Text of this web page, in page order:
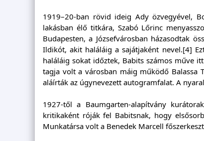
1919–20-ban rövid ideig Ady özvegyével,
lakásban élő titkára, Szabó Lőrinc
Budapesten, a Józsefvárosban házasodtak
Ildikót, akit haláláig a sajátjaként nevel.[4]
haláláig sokat időztek, Babits számos műve
tagja volt a városban máig működő Balassa
aláírták az úgynevezett autogramfalat. A
1927-től a Baumgarten-alapítvány
kritikaként róják fel Babitsnak, hogy
Munkatársa volt a Benedek Marcell